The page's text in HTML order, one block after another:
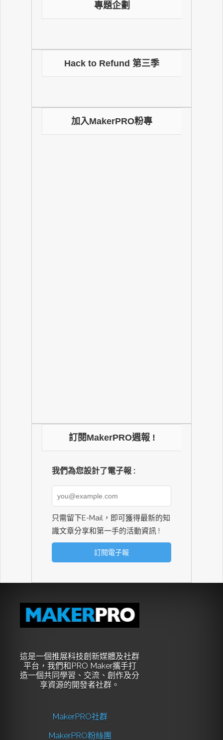
專題企劃
Hack to Refund 第三季
加入MakerPRO粉專
訂閱MakerPRO週報 !
我們為您設計了電子報 :
只需留下E-Mail，即可獲得最新的知
識文章分享和第一手的活動資訊 !
這是一個推展科技創新媒體及社群
平台，我們和PRO Maker攜手打
造一個共同學習、交流、創作及分
享資源的開發者社群。
MakerPRO社群
MakerPRO粉絲團